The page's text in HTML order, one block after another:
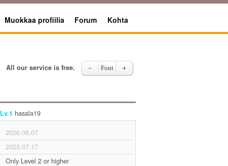
Muokkaa profiilia Forum Kohta
All our service is free. － Font ＋
Lv.1 hasala19
2026.06.07
2023.07.17
Only Level 2 or higher